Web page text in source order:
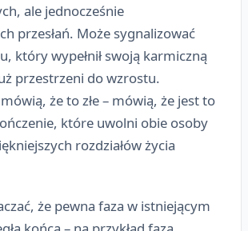
ale jednocześnie
przesłań. Może sygnalizować
który wypełnił swoją karmiczną
przestrzeni do wzrostu.
że to złe – mówią, że jest to
które uwolni obie osoby
rozdziałów życia
że pewna faza w istniejącym